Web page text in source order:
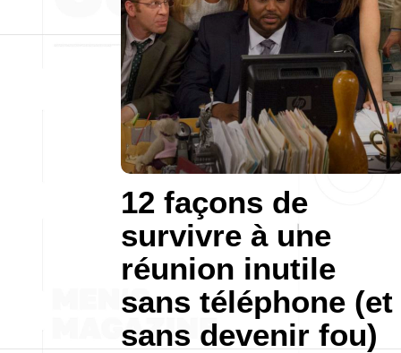
12 façons de
survivre à une
réunion inutile
sans téléphone (et
sans devenir fou)